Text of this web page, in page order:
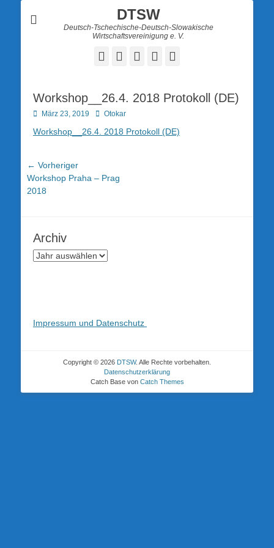
DTSW
Deutsch-Tschechische-Deutsch-Slowakische
Wirtschaftsvereinigung e. V.
Facebook
TwitterLinkedInYouTube
Workshop__26.4. 2018 Protokoll (DE)
Posted
März 23, 2019 AutorOtokar
Workshop__26.4. 2018 Protokoll (DE)
Beitragsnavigation
← Vorheriger
Vorheriger
Beitrag:
Workshop Praha – Prag
2018
Archiv
Impressum und Datenschutz
Copyright © 2026 DTSW. Alle Rechte vorbehalten.
Datenschutzerklärung
Catch Base von Catch Themes